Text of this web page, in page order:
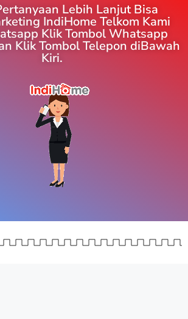
Lebih Lanjut Bisa
IndiHome Telkom Kami
Klik Tombol Whatsapp
Klik Tombol Telepon diBawah
Kiri.